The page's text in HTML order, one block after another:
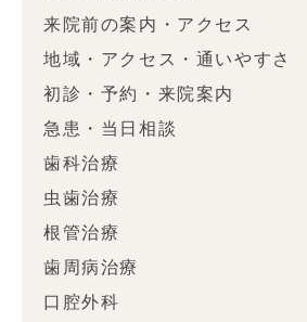
来院前の案内・アクセス
地域・アクセス・通いやすさ
初診・予約・来院案内
急患・当日相談
歯科治療
虫歯治療
根管治療
歯周病治療
口腔外科